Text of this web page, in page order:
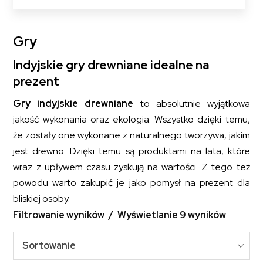
Gry
Indyjskie gry drewniane idealne na
prezent
Gry indyjskie drewniane to absolutnie wyjątkowa
jakość wykonania oraz ekologia. Wszystko dzięki temu,
że zostały one wykonane z naturalnego tworzywa, jakim
jest drewno. Dzięki temu są produktami na lata, które
wraz z upływem czasu zyskują na wartości. Z tego też
powodu warto zakupić je jako pomysł na prezent dla
bliskiej osoby.
Filtrowanie wyników
Wyświetlanie 9 wyników
Sortowanie